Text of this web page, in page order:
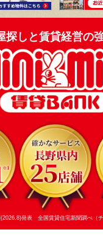
探しと賃貸経営の
発表 全国賃貸住宅新聞調べ（チ